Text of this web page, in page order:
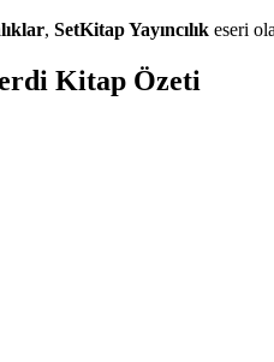
, SetKitap Yayıncılık eseri
Kitap Özeti